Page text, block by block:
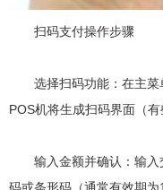
扫码支付操作步骤
选择扫码功能：在主菜单
POS机将生成扫码界面（
输入金额并确认：输入
码或条形码（通常有效期为